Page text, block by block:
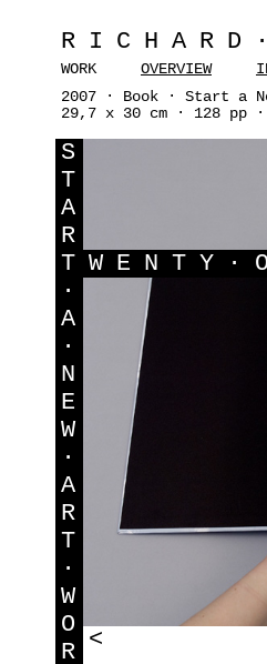
WORK OVERVIEW
2007 · Book · Start a
29,7 x 30 cm · 128 pp
S
T
A
R
T
·
A
·
N
E
W
·
A
R
T
·
W
O
R <